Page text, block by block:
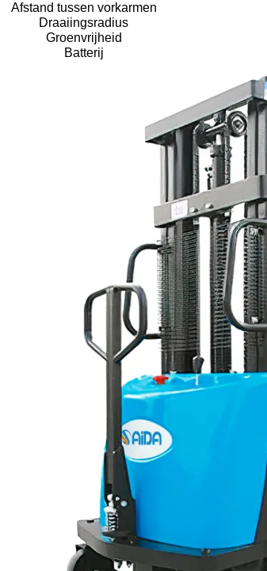
Afstand tussen vorkarmen
Draaiingsradius
Groenvrijheid
Batterij